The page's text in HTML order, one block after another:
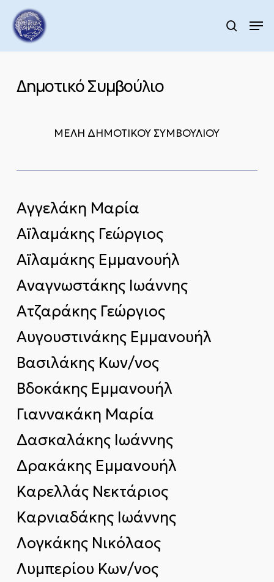
main
content
search
Δημοτικό Συμβούλιο
ΜΕΛΗ ΔΗΜΟΤΙΚΟΥ ΣΥΜΒΟΥΛΙΟΥ
Αγγελάκη Μαρία
Αïλαμάκης Γεώργιος
Αïλαμάκης Εμμανουήλ
Αναγνωστάκης Ιωάννης
Aτζαράκης Γεώργιος
Αυγουστινάκης Εμμανουήλ
Βασιλάκης Κων/νος
Βδοκάκης Εμμανουήλ
Γιαννακάκη Μαρία
Δασκαλάκης Ιωάννης
Δρακάκης Εμμανουήλ
Καρελλάς Νεκτάριος
Καρνιαδάκης Ιωάννης
Λογκάκης Νικόλαος
Λυμπερίου Κων/νος
Menu